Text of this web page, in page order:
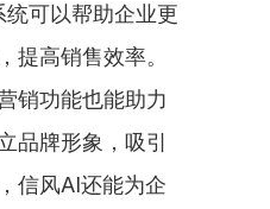
可以帮助企业更
提高销售效率。
销功能也能助力
品牌形象，吸引
信风AI还能为企